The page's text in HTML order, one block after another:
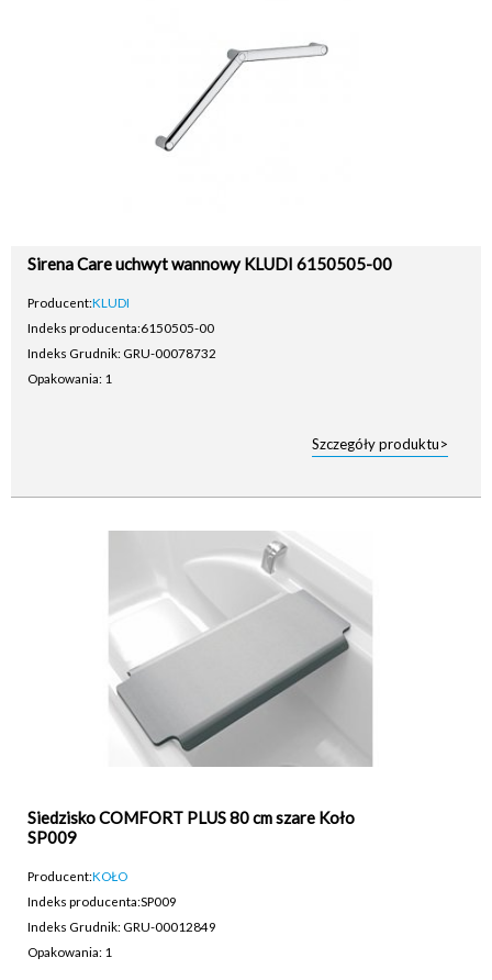
Sirena Care uchwyt wannowy KLUDI 6150505-00
Producent:KLUDI
Indeks producenta:6150505-00
Indeks Grudnik: GRU-00078732
Opakowania: 1
Szczegóły produktu>
Siedzisko COMFORT PLUS 80 cm szare Koło
SP009
Producent:KOŁO
Indeks producenta:SP009
Indeks Grudnik: GRU-00012849
Opakowania: 1